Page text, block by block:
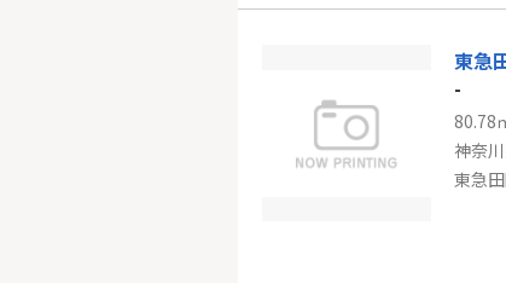
東急
-
80.78
神奈
東急